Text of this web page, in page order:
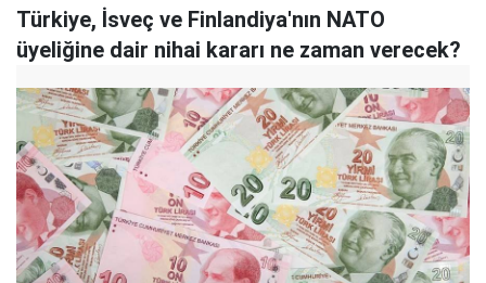
Türkiye, İsveç ve Finlandiya'nın NATO
üyeliğine dair nihai kararı ne zaman verecek?